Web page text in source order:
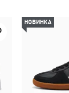
НОВИНКА